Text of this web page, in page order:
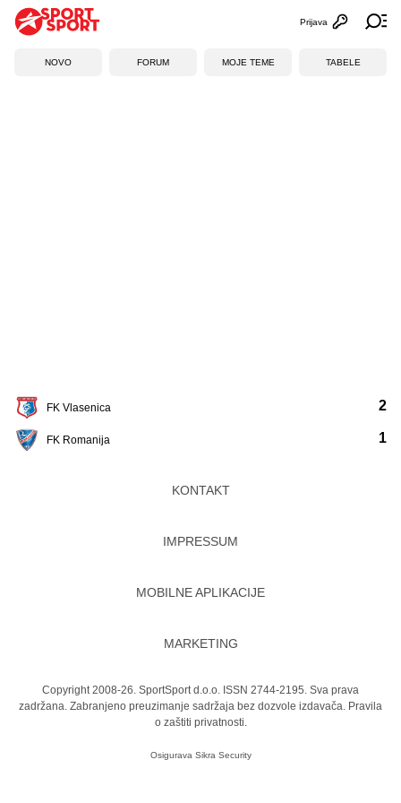
Otvori
Prijava
NOVO FORUM MOJE TEME TABELE
FK Vlasenica
FK Romanija
2
1
KONTAKT
IMPRESSUM
MOBILNE APLIKACIJE
MARKETING
Copyright 2008-26. SportSport d.o.o. ISSN 2744-2195. Sva prava
zadržana. Zabranjeno preuzimanje sadržaja bez dozvole izdavača. Pravila
o zaštiti privatnosti.
Osigurava Sikra Security